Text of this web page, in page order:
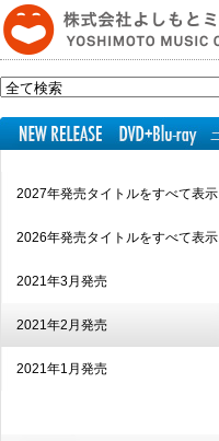
2027年発売タイトルをすべて表示
2026年発売タイトルをすべて表示
2021年3月発売
2021年2月発売
2021年1月発売